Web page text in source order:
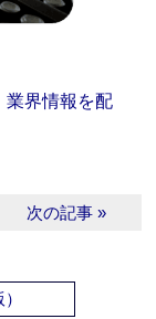
界情報を配
次の記事 »